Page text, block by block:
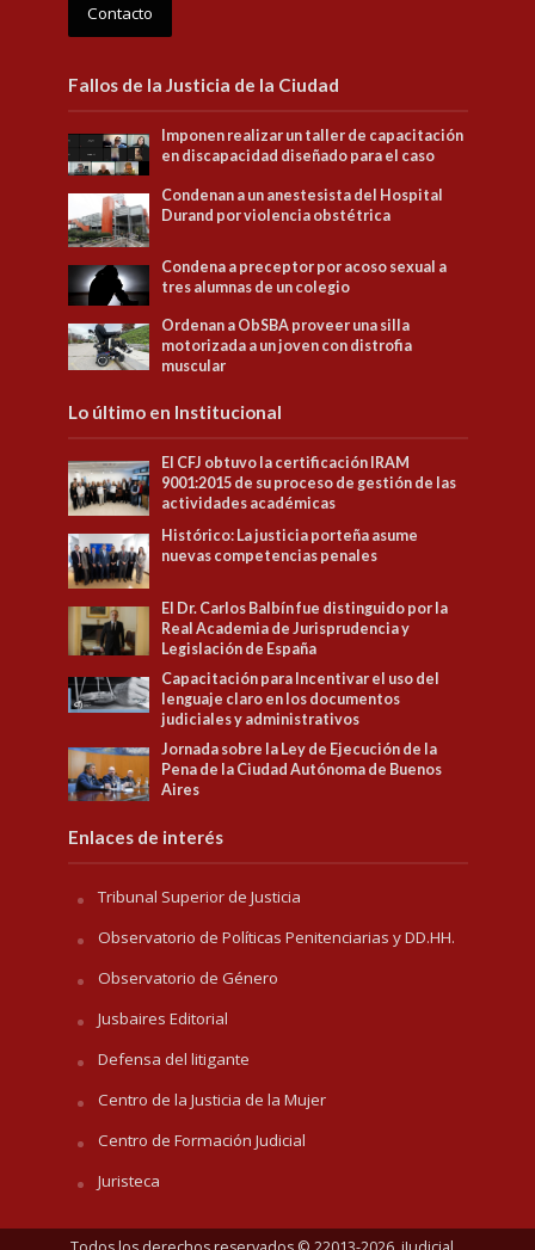
Contacto
Fallos de la Justicia de la Ciudad
Imponen realizar un taller de capacitación
en discapacidad diseñado para el caso
Condenan a un anestesista del Hospital
Durand por violencia obstétrica
Condena a preceptor por acoso sexual a
tres alumnas de un colegio
Ordenan a ObSBA proveer una silla
motorizada a un joven con distrofia
muscular
Lo último en Institucional
El CFJ obtuvo la certificación IRAM
9001:2015 de su proceso de gestión de las
actividades académicas
Histórico: La justicia porteña asume
nuevas competencias penales
El Dr. Carlos Balbín fue distinguido por la
Real Academia de Jurisprudencia y
Legislación de España
Capacitación para Incentivar el uso del
lenguaje claro en los documentos
judiciales y administrativos
Jornada sobre la Ley de Ejecución de la
Pena de la Ciudad Autónoma de Buenos
Aires
Enlaces de interés
Tribunal Superior de Justicia
Observatorio de Políticas Penitenciarias y DD.HH.
Observatorio de Género
Jusbaires Editorial
Defensa del litigante
Centro de la Justicia de la Mujer
Centro de Formación Judicial
Juristeca